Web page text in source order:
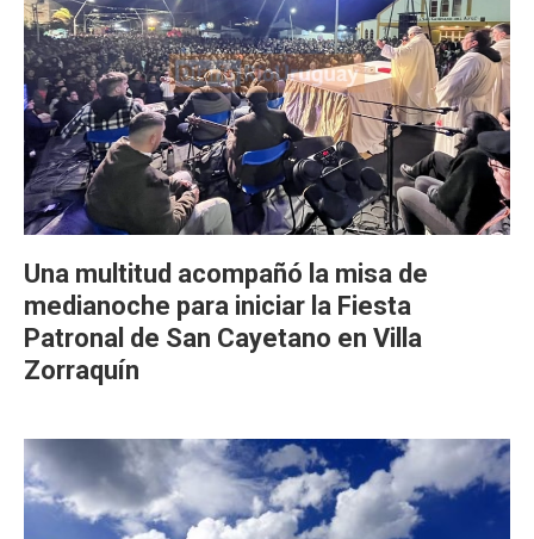
Una multitud acompañó la misa de
medianoche para iniciar la Fiesta
Patronal de San Cayetano en Villa
Zorraquín